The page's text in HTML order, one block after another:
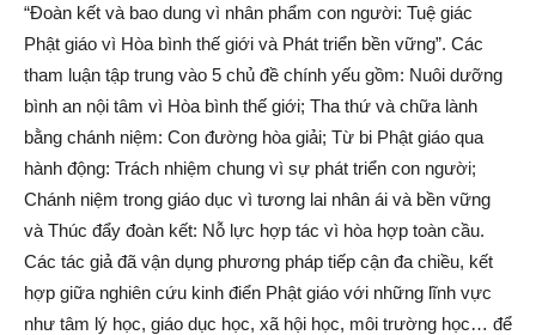
“Đoàn kết và bao dung vì nhân phẩm con người: Tuệ giác
Phật giáo vì Hòa bình thế giới và Phát triển bền vững”. Các
tham luận tập trung vào 5 chủ đề chính yếu gồm: Nuôi dưỡng
bình an nội tâm vì Hòa bình thế giới; Tha thứ và chữa lành
bằng chánh niệm: Con đường hòa giải; Từ bi Phật giáo qua
hành động: Trách nhiệm chung vì sự phát triển con người;
Chánh niệm trong giáo dục vì tương lai nhân ái và bền vững
và Thúc đẩy đoàn kết: Nỗ lực hợp tác vì hòa hợp toàn cầu.
Các tác giả đã vận dụng phương pháp tiếp cận đa chiều, kết
hợp giữa nghiên cứu kinh điển Phật giáo với những lĩnh vực
như tâm lý học, giáo dục học, xã hội học, môi trường học… để